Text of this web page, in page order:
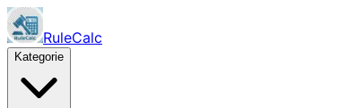
RuleCalc
Kategorie